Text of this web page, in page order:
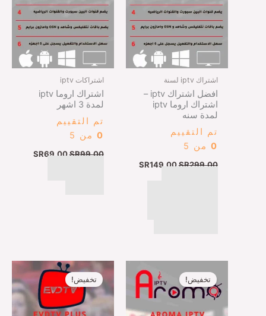
اشتراك iptv لسنة
افضل اشتراك iptv –
اشتراك اروما iptv
لمدة سنه
تم التقييم
0 من 5
SR299,00
SR149,00
اشتراكات iptv
اشتراك اروما iptv
لمدة 3 اشهر
تم التقييم
0 من 5
SR99,00
SR69,00
تخفيض!
الأصلي
هو:
SR149,00.
الحالي
هو:
SR99,00.
تخفيض!
السعر
الأصلي
هو:
SR749,00.
السعر
الحالي
هو: